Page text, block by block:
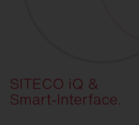
SITECO iQ &
Smart-Interface.